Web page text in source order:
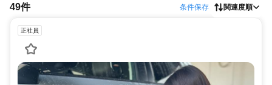
49件 条件保存 関連度順
正社員